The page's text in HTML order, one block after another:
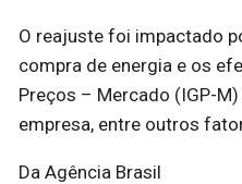
O reajuste foi impactado
compra de energia e os
Preços – Mercado (IGP-
empresa, entre outros
Da Agência Brasil